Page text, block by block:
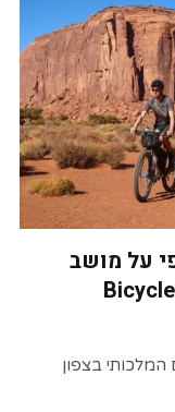
על מושב
המלכותי בצפון